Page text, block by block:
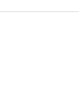
ウオッチ